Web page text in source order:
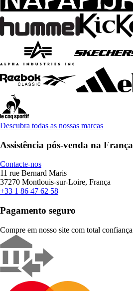
Descubra todas as nossas marcas
Assistência pós-venda na França
Contacte-nos
11 rue Bernard Maris
37270 Montlouis-sur-Loire, França
+33 1 86 47 62 58
Pagamento seguro
Compre em nosso site com total confiança